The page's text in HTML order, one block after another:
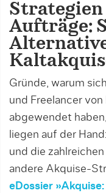
Aufträge:
Gründe, warum
und Freelancer
abgewendet
liegen auf der
und die
andere Akquise-
eDossier